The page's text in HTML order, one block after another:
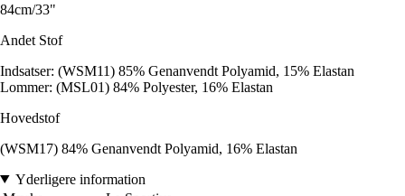
84cm/33"
Andet Stof
Indsatser: (WSM11) 85% Genanvendt Polyamid, 15% Elastan
Lommer: (MSL01) 84% Polyester, 16% Elastan
Hovedstof
(WSM17) 84% Genanvendt Polyamid, 16% Elastan
Yderligere information